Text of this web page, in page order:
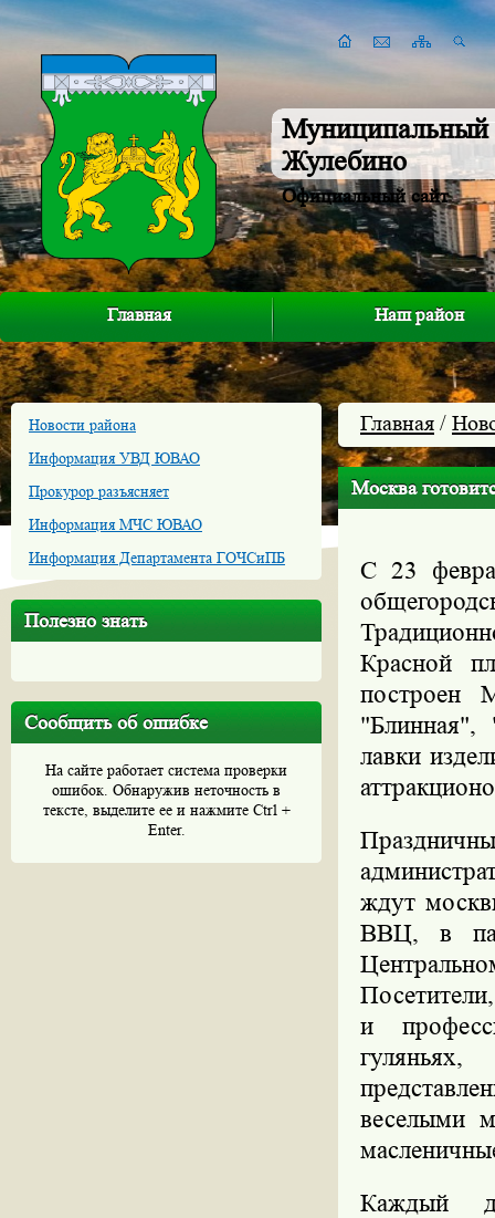
Муниципальный
Жулебино
Официальный сайт
Главная Наш район
Новости района
Информация УВД ЮВАО
Прокурор разъясняет
Информация МЧС ЮВАО
Информация Департамента ГОЧСиПБ
Полезно знать
Сообщить об ошибке
На сайте работает система проверки
ошибок. Обнаружив неточность в
тексте, выделите ее и нажмите Ctrl +
Enter.
Главная /
Москва
С 23
Красной
построен
"Блинная",
лавки
ждут
ВВЦ, в
и
веселыми
Каждый